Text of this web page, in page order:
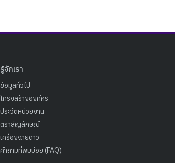
รู้จักเรา
ข้อมูลทั่วไป
โครงสร้างองค์กร
ประวัติหน่วยงาน
ตราสัญลักษณ์
เครื่องฉายดาว
คำถามที่พบบ่อย (FAQ)